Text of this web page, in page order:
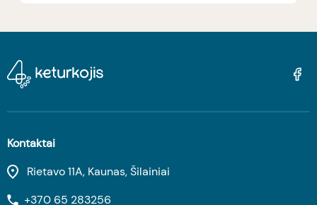
Kontaktai
Rietavo 11A, Kaunas, Šilainiai
+370 65 283256